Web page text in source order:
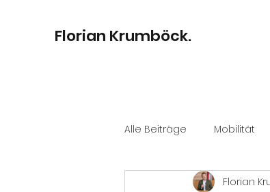
Florian Krumböck.
Alle Beiträge Mobilität
Florian